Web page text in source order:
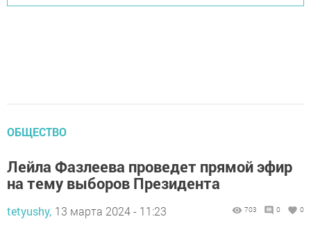
ОБЩЕСТВО
Лейла Фазлеева проведет прямой эфир
на тему выборов Президента
tetyushy, 13 марта 2024 - 11:23 703 0 0